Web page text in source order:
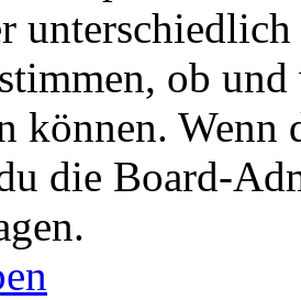
ob
können. Wenn
die Board-